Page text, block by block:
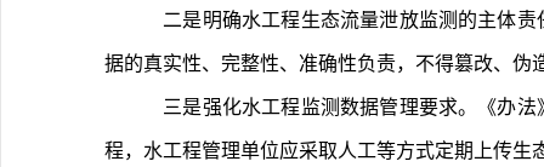
据的真实性、完整性、准确性负责，不得篡改、伪
程，水工程管理单位应采取人工等方式定期上传生